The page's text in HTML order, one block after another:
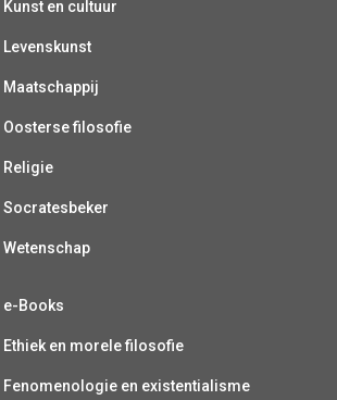
Kunst en cultuur
Levenskunst
Maatschappij
Oosterse filosofie
Religie
Socratesbeker
Wetenschap
e-Books
Ethiek en morele filosofie
Fenomenologie en existentialisme